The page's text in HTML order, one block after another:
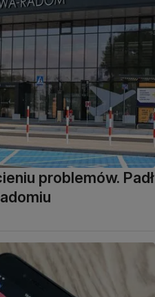
problemów. Padł